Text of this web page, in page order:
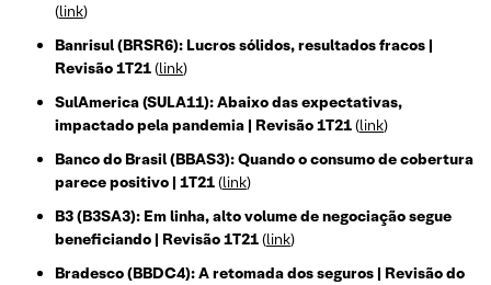
(link)
Banrisul (BRSR6): Lucros sólidos, resultados fracos |
Revisão 1T21(link)
SulAmerica (SULA11): Abaixo das expectativas,
impactado pela pandemia | Revisão 1T21(link)
Banco do Brasil (BBAS3): Quando o consumo de cobertura
parece positivo | 1T21(link)
B3 (B3SA3): Em linha, alto volume de negociação segue
beneficiando | Revisão 1T21(link)
Bradesco (BBDC4): A retomada dos seguros | Revisão do